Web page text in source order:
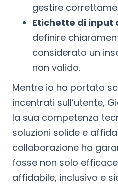
gestire
Etichette di
definire
considerato un
non valido.
Mentre io ho portato
incentrati sull’utente,
la sua competenza
soluzioni solide e
collaborazione ha
fosse non solo
affidabile, inclusivo e